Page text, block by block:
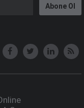
Abone Ol